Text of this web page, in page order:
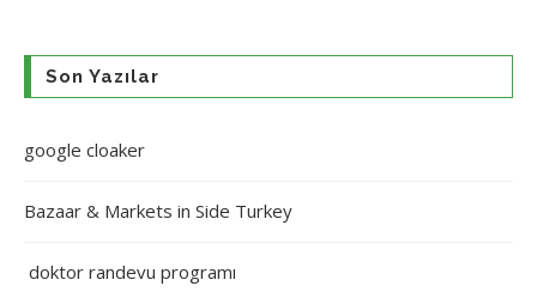
Son Yazılar
google cloaker
Bazaar & Markets in Side Turkey
doktor randevu programı